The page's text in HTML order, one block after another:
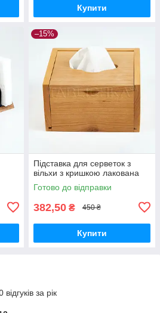
Купити
–15%
Підставка для серветок з
вільхи з кришкою лакована
Готово до відправки
382,50 ₴ 450 ₴
Купити
за рік